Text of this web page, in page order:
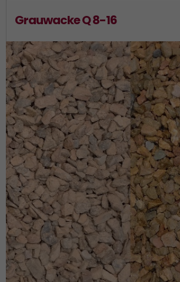
Grauwacke Q 8-16